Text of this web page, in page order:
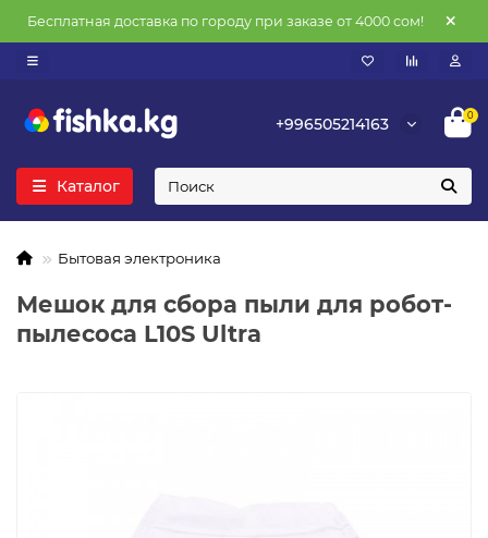
Бесплатная доставка по городу при заказе от 4000 сом!
+996505214163 0
Каталог
Бытовая электроника
Мешок для сбора пыли для робот-
пылесоса L10S Ultra